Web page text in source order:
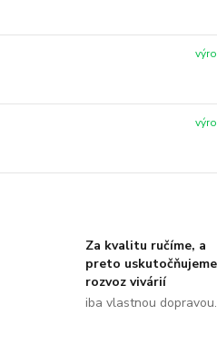
Za kvalitu ručíme, a
preto uskutočňujeme
rozvoz vivárií
iba vlastnou dopravou.